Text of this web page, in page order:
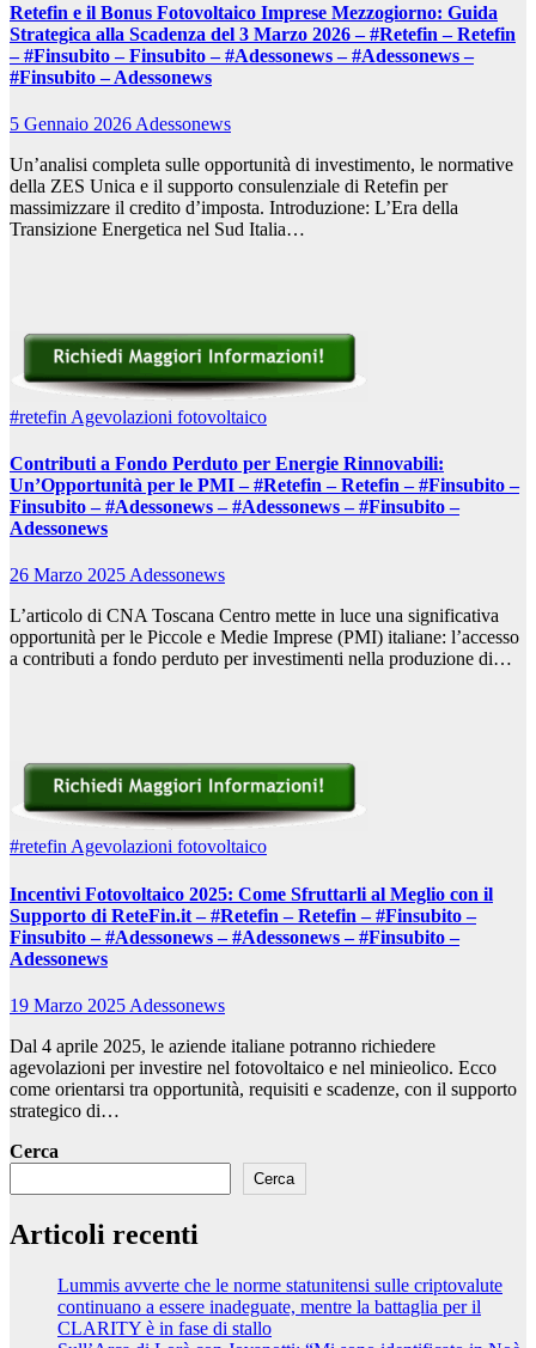
Retefin e il Bonus Fotovoltaico Imprese Mezzogiorno: Guida
Strategica alla Scadenza del 3 Marzo 2026 – #Retefin – Retefin
– #Finsubito – Finsubito – #Adessonews – #Adessonews –
#Finsubito – Adessonews
5 Gennaio 2026 Adessonews
Un’analisi completa sulle opportunità di investimento, le normative
della ZES Unica e il supporto consulenziale di Retefin per
massimizzare il credito d’imposta. Introduzione: L’Era della
Transizione Energetica nel Sud Italia…
#retefin Agevolazioni fotovoltaico
Contributi a Fondo Perduto per Energie Rinnovabili:
Un’Opportunità per le PMI – #Retefin – Retefin – #Finsubito –
Finsubito – #Adessonews – #Adessonews – #Finsubito –
Adessonews
26 Marzo 2025Adessonews
L’articolo di CNA Toscana Centro mette in luce una significativa
opportunità per le Piccole e Medie Imprese (PMI) italiane: l’accesso
a contributi a fondo perduto per investimenti nella produzione di…
#retefinAgevolazioni fotovoltaico
Incentivi Fotovoltaico 2025: Come Sfruttarli al Meglio con il
Supporto di ReteFin.it – #Retefin – Retefin – #Finsubito –
Finsubito – #Adessonews – #Adessonews – #Finsubito –
Adessonews
19 Marzo 2025 Adessonews
Dal 4 aprile 2025, le aziende italiane potranno richiedere
agevolazioni per investire nel fotovoltaico e nel minieolico. Ecco
come orientarsi tra opportunità, requisiti e scadenze, con il supporto
strategico di…
Cerca
Cerca
Articoli recenti
Lummis avverte che le norme statunitensi sulle criptovalute
continuano a essere inadeguate, mentre la battaglia per il
CLARITY è in fase di stallo